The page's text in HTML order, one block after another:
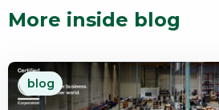
More inside blog
blog